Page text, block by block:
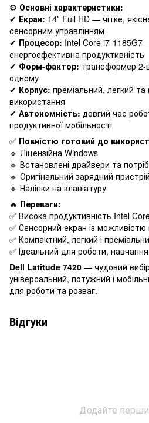
⚙️ Основні характеристики:
✔ Екран: 14″ Full HD — чітке,
сенсорним управлінням
✔ Процесор: Intel Core i7-1185G7
енергоефективна продуктивність
✔ Форм-фактор: трансформер 2-
одному
✔ Корпус: преміальний, легкий та
використання
✔ Автономність: довгий час
продуктивної мобільності
✅ Повністю готовий до
🔹 Ліцензійна Windows
🔹 Встановлені драйвери та
🔹 Оригінальний зарядний пристрій
🔹 Наліпки на клавіатуру
🔥 Переваги:
✅ Висока продуктивність Intel
✅ Сенсорний екран із
✅ Компактний, легкий і
✅ Ідеальний для роботи,
Dell Latitude 7420 — чудовий
універсальний, потужний і
для роботи та розваг.
Відгуки
Додайте